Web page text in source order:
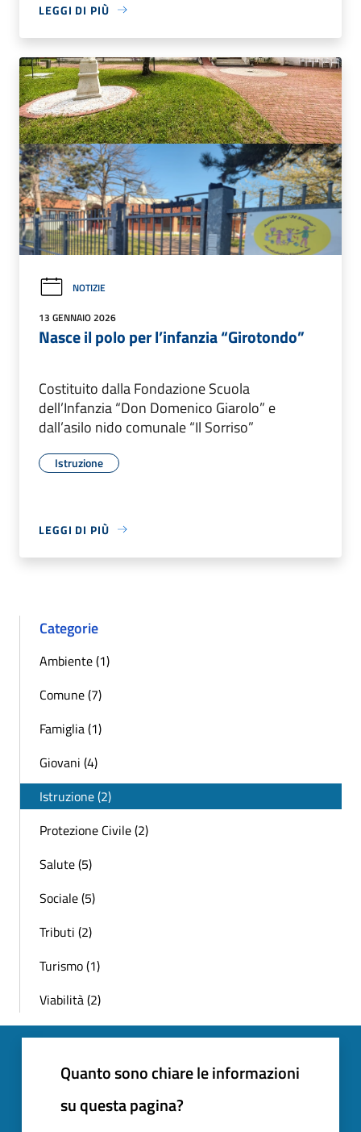
LEGGI DI PIÙ
NOTIZIE
13 GENNAIO 2026
Nasce il polo per l’infanzia “Girotondo”
Costituito dalla Fondazione Scuola
dell’Infanzia “Don Domenico Giarolo” e
dall’asilo nido comunale “Il Sorriso”
Istruzione
LEGGI DI PIÙ
Categorie
Ambiente (1)
Comune (7)
Famiglia (1)
Giovani (4)
Istruzione (2)
Protezione Civile (2)
Salute (5)
Sociale (5)
Tributi (2)
Turismo (1)
Viabilità (2)
Quanto sono chiare le informazioni
su questa pagina?